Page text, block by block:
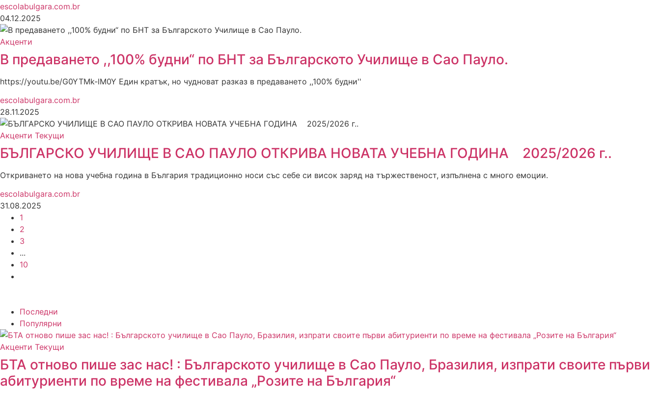
escolabulgara.com.br
04.12.2025
Акценти
В предаването ,,100% будни“ по БНТ за Българското Училище в Сао Пауло.
https://youtu.be/G0YTMk-lM0Y Един кратък, но чудноват разказ в предаването ,,100% будни''
escolabulgara.com.br
28.11.2025
Акценти Текущи
БЪЛГАРСКО УЧИЛИЩЕ В САО ПАУЛО ОТКРИВА НОВАТА УЧЕБНА ГОДИНА 2025/2026 г..
Откриването на нова учебна година в България традиционно носи със себе си висок заряд на тържественост, изпълнена с много емоции.
escolabulgara.com.br
31.08.2025
1
2
3
...
10
Последни
Популярни
Акценти Текущи
БТА отново пише зас нас! : Българското училище в Сао Пауло, Бразилия, изпрати своите първи
абитуриенти по време на фестивала „Розите на България“